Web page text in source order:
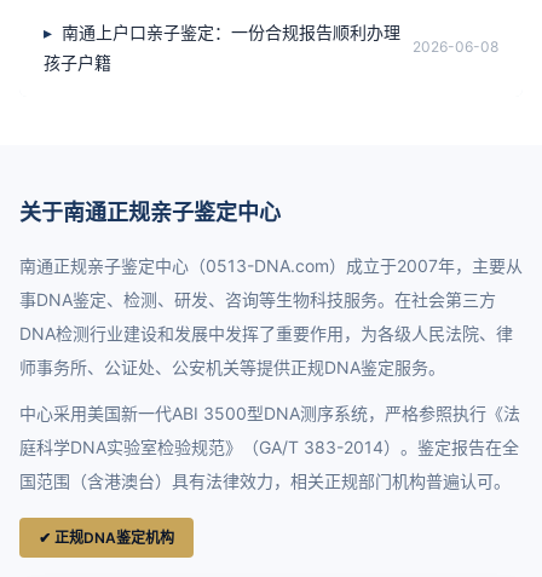
南通上户口亲子鉴定：一份合规报告顺利办理
孩子户籍
2026-06-08
关于南通正规亲子鉴定中心
南通正规亲子鉴定中心（0513-DNA.com）成立于2007年，主要从
事DNA鉴定、检测、研发、咨询等生物科技服务。在社会第三方
DNA检测行业建设和发展中发挥了重要作用，为各级人民法院、律
师事务所、公证处、公安机关等提供正规DNA鉴定服务。
中心采用美国新一代ABI 3500型DNA测序系统，严格参照执行《法
庭科学DNA实验室检验规范》（GA/T 383-2014）。鉴定报告在全
国范围（含港澳台）具有法律效力，相关正规部门机构普遍认可。
✔ 正规DNA鉴定机构